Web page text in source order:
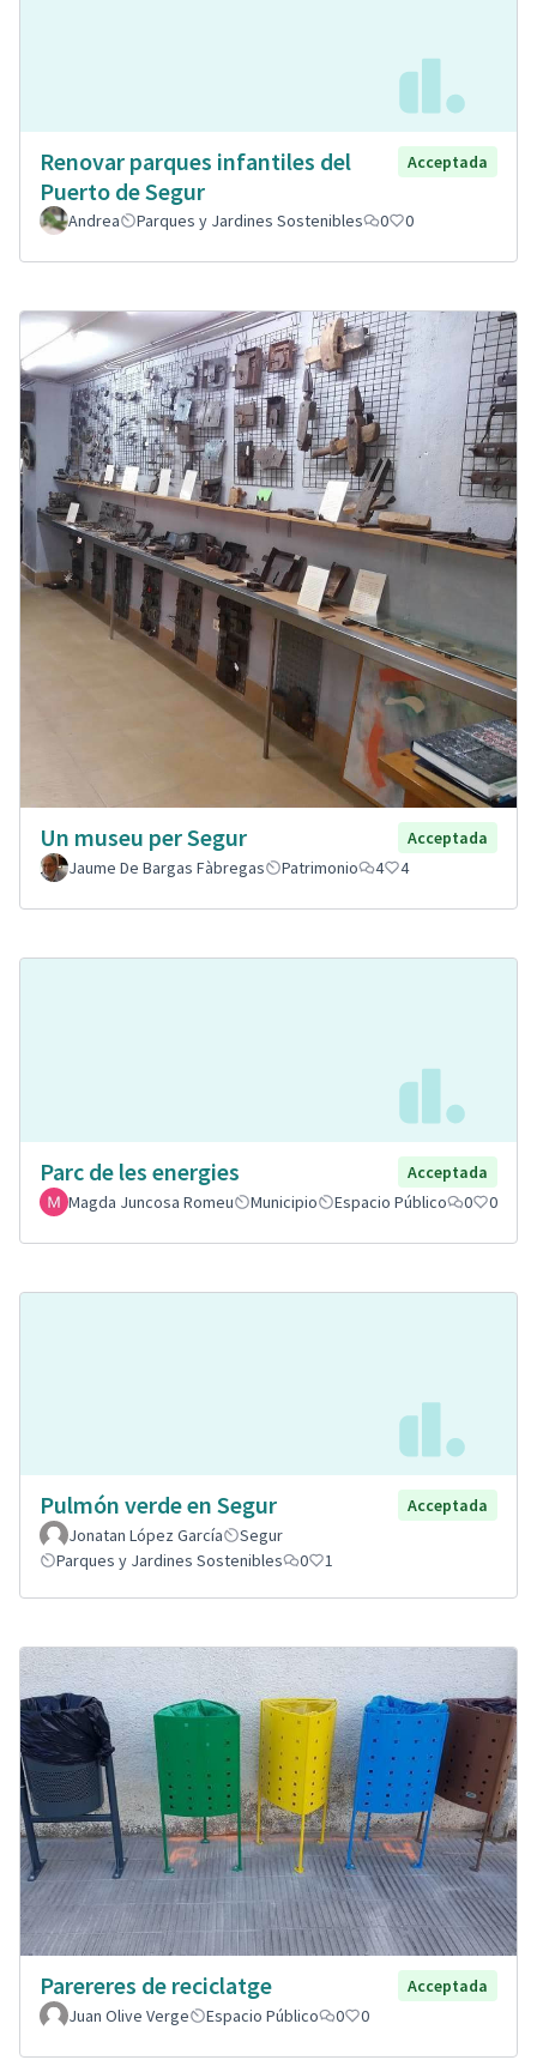
Renovar parques infantiles del
Puerto de Segur
Acceptada
Andrea Parques y Jardines Sostenibles 0 0
Un museu per Segur
Acceptada
Jaume De Bargas Fàbregas
Patrimonio 4 4
Parc de les energies
Acceptada
Magda Juncosa Romeu
Municipio Espacio Público 0 0
Pulmón verde en Segur
Acceptada
Jonatan López García
Segur
Parques y Jardines Sostenibles
0 1
Parereres de reciclatge
Acceptada
Juan Olive Verge
Espacio Público 0 0